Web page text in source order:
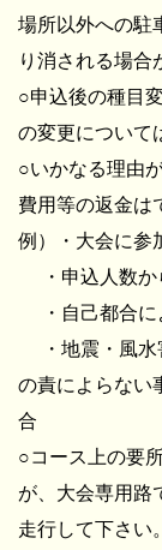
場所以外への駐
り消される場合
○申込後の種目
の変更について
○いかなる理由
費用等の返金は
例）・大会に参
・申込人数か
・自己都合に
・地震・風水
の責によらない
合
○コース上の要
が、大会専用路
走行して下さい。